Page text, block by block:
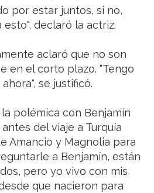
por estar juntos, si no,
declaró la actriz.
aclaró que no son
en el corto plazo. "Tengo
se justificó.
polémica con Benjamín
del viaje a Turquía
Amancio y Magnolia para
a Benjamín, están
pero yo vivo con mis
que nacieron para